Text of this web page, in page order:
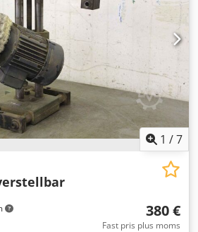
/ 10800 varv/min -Spänning: 220V
komponenter: Bosch -Enskilda
-Pris/försäljning: komplett -Totala
-Vikt: 51 kg
1 /7
380 €
Fast pris plus moms